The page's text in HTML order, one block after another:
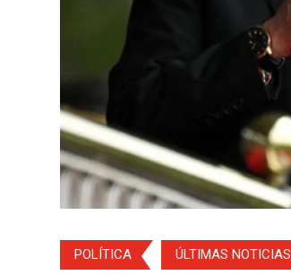
POLÍTICA ÚLTIMAS NOTICIAS